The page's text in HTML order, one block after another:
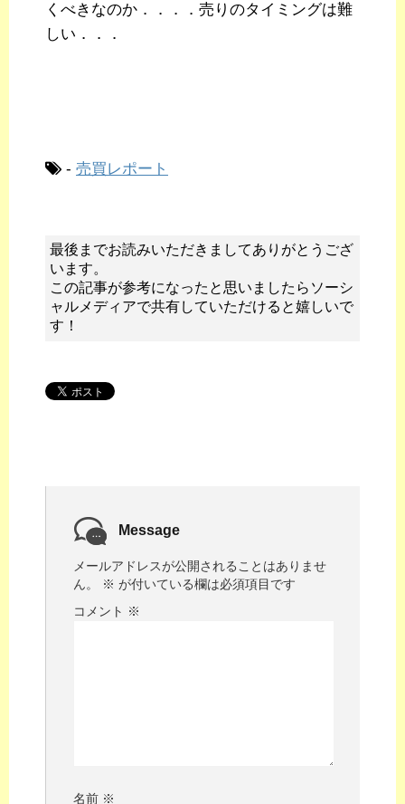
くべきなのか．．．．売りのタイミングは難
しい．．．
- 売買レポート
最後までお読みいただきましてありがとうござ
います。
この記事が参考になったと思いましたらソーシ
ャルメディアで共有していただけると嬉しいで
す！
Message
メールアドレスが公開されることはありませ
ん。
※ が付いている欄は必須項目です
コメント ※
名前 ※